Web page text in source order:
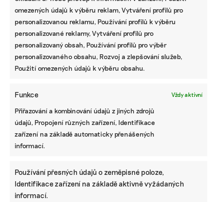
omezených údajů k výběru reklam, Vytváření profilů pro
personalizovanou reklamu, Používání profilů k výběru
personalizované reklamy, Vytváření profilů pro
personalizovaný obsah, Používání profilů pro výběr
personalizovaného obsahu, Rozvoj a zlepšování služeb,
Použití omezených údajů k výběru obsahu.
Funkce Vždy aktivní
Přiřazování a kombinování údajů z jiných zdrojů
údajů, Propojení různých zařízení, Identifikace
zařízení na základě automaticky přenášených
informací.
Používání přesných údajů o zeměpisné poloze,
Identifikace zařízení na základě aktivně vyžádaných
informací.